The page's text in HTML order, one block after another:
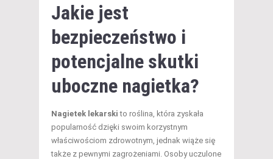
Jakie jest
bezpieczeństwo i
potencjalne skutki
uboczne nagietka?
Nagietek lekarski to roślina, która zyskała
popularność dzięki swoim korzystnym
właściwościom zdrowotnym, jednak wiąże się
także z pewnymi zagrożeniami. Osoby uczulone